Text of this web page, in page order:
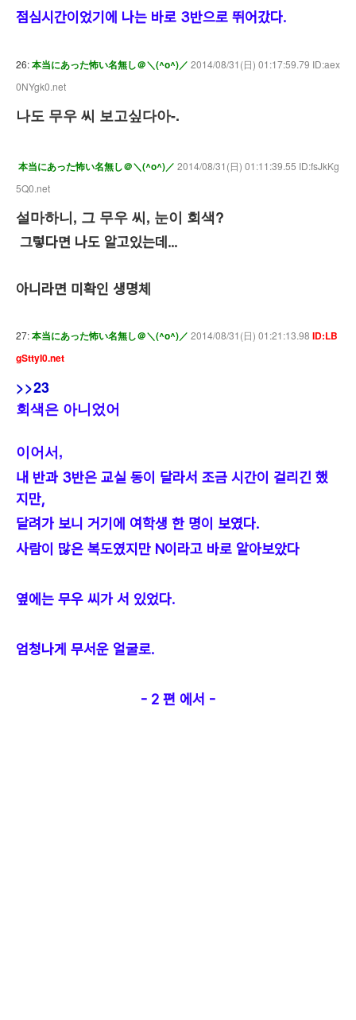
점심시간이었기에 나는 바로 3반으로 뛰어갔다.
26:本当にあった怖い名無し＠＼(^o^)／ 2014/08/31(日) 01:17:59.79 ID:aex
0NYgk0.net
나도 무우 씨 보고싶다아-.
本当にあった怖い名無し＠＼(^o^)／ 2014/08/31(日) 01:11:39.55 ID:fsJkKg
5Q0.net
설마하니, 그 무우 씨, 눈이 회색?
그렇다면 나도 알고있는데...
아니라면 미확인 생명체
27:本当にあった怖い名無し＠＼(^o^)／ 2014/08/31(日) 01:21:13.98 ID:LB
gSttyI0.net
>>23
회색은 아니었어
이어서,
내 반과 3반은 교실 동이 달라서 조금 시간이 걸리긴 했
지만,
달려가 보니 거기에 여학생 한 명이 보였다.
사람이 많은 복도였지만 N이라고 바로 알아보았다
옆에는 무우 씨가 서 있었다.
엄청나게 무서운 얼굴로.
- 2 편 에서 -